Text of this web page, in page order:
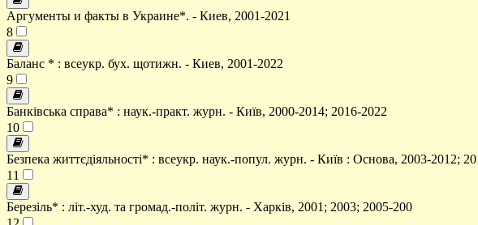
Аргументы и факты в Украине*. - Киев, 2001-2021
8
Баланс * : всеукр. бух. щотижн. - Киев, 2001-2022
9
Банківська справа* : наук.-практ. журн. - Київ, 2000-2014; 2016-2022
10
Безпека життєдіяльності* : всеукр. наук.-попул. журн. - Київ : Основа, 2003-2012;
11
Березіль* : літ.-худ. та громад.-політ. журн. - Харків, 2001; 2003; 2005-200